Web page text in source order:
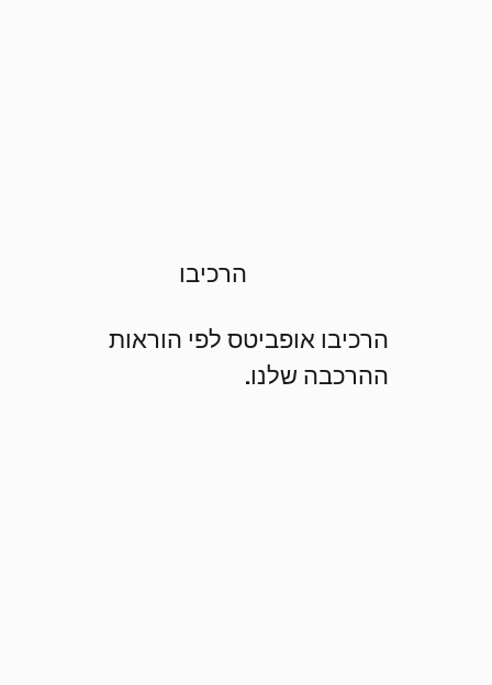
הרכיבו
הרכיבו אופביטס לפי הוראות
ההרכבה שלנו.